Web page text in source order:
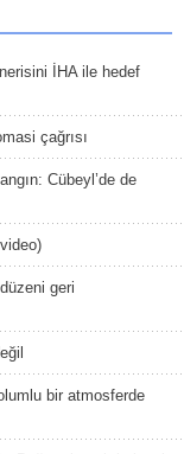
İHA ile hedef
çağrısı
Cübeyl’de de
geri
bir atmosferde